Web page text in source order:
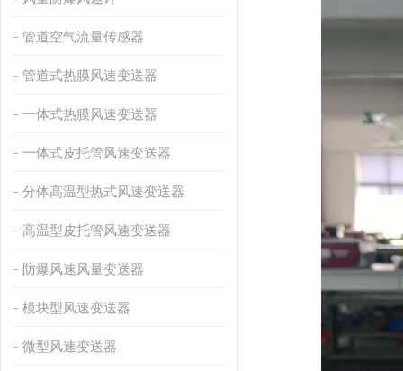
管道空气流量传感器
管道式热膜风速变送器
一体式热膜风速变送器
一体式皮托管风速变送器
分体高温型热式风速变送器
高温型皮托管风速变送器
防爆风速风量变送器
模块型风速变送器
微型风速变送器